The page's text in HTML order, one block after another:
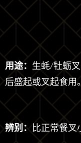
用途： 生蚝/牡蛎
后盛起或叉起食用。
辨别： 比正常餐叉